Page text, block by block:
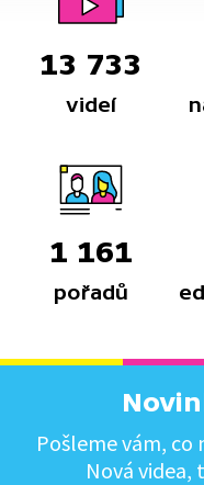
13 733
videí
1 161
pořadů
Pošleme vám, co
Nová videa,